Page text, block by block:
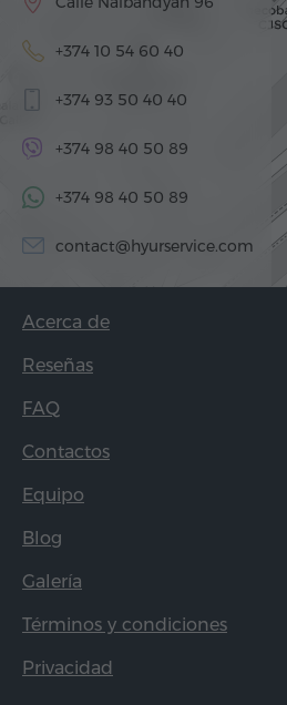
+374 10 54 60 40
+374 93 50 40 40
+374 98 40 50 89
+374 98 40 50 89
contact@hyurservice.com
Acerca de
Reseñas
FAQ
Contactos
Equipo
Blog
Galería
Términos y condiciones
Privacidad